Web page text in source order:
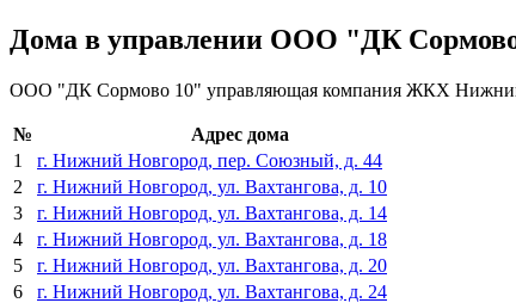
Дома в управлении ООО "ДК
ООО "ДК Сормово 10" управляющая компания ЖКХ
№
Адрес дома
1
г. Нижний Новгород, пер. Союзный, д. 44
2
г. Нижний Новгород, ул. Вахтангова, д. 10
3
г. Нижний Новгород, ул. Вахтангова, д. 14
4
г. Нижний Новгород, ул. Вахтангова, д. 18
5
г. Нижний Новгород, ул. Вахтангова, д. 20
6
г. Нижний Новгород, ул. Вахтангова, д. 24